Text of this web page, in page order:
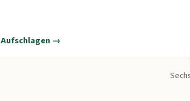
Aufschlagen →